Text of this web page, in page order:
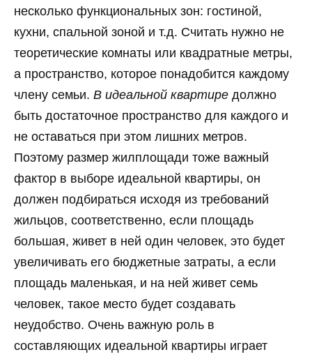
несколько функциональных зон: гостиной,
кухни, спальной зоной и т.д. Считать нужно не
теоретические комнаты или квадратные метры,
а пространство, которое понадобится каждому
члену семьи. В идеальной квартире должно
быть достаточное пространство для каждого и
не оставаться при этом лишних метров.
Поэтому размер жилплощади тоже важный
фактор в выборе идеальной квартиры, он
должен подбираться исходя из требований
жильцов, соответственно, если площадь
большая, живет в ней один человек, это будет
увеличивать его бюджетные затраты, а если
площадь маленькая, и на ней живет семь
человек, такое место будет создавать
неудобство. Очень важную роль в
составляющих идеальной квартиры играет